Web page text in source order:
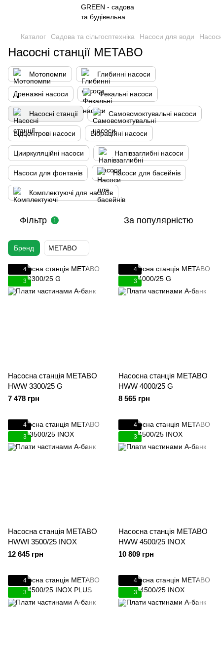
Каталог Садова та сільгосптехніка Насоси для води
Насосні станції METABO
Мотопомпи Глибинні насоси
Дренажні насоси Фекальні насоси
Насосні станції Самовсмоктувальні насоси
Відцентрові насоси Вібраційні насоси
Цииркуляційні насоси Напівзаглибні насоси
Насоси для фонтанів Насоси для басейнів
Комплектуючі для насосів
Фільтр 1 За популярністю
Бренд METABO
4
3
Насосна станція METABO
HWW 3300/25 G
7 478 грн
4
3
Насосна станція METABO
HWW 4000/25 G
8 565 грн
4
3
Насосна станція METABO
HWWI 3500/25 INOX
12 645 грн
4
3
Насосна станція METABO
HWW 4500/25 INOX
10 809 грн
4
3
4
3